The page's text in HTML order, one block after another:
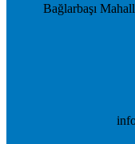
Bağlarbaşı